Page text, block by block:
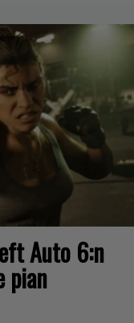
Auto 6:n
pian